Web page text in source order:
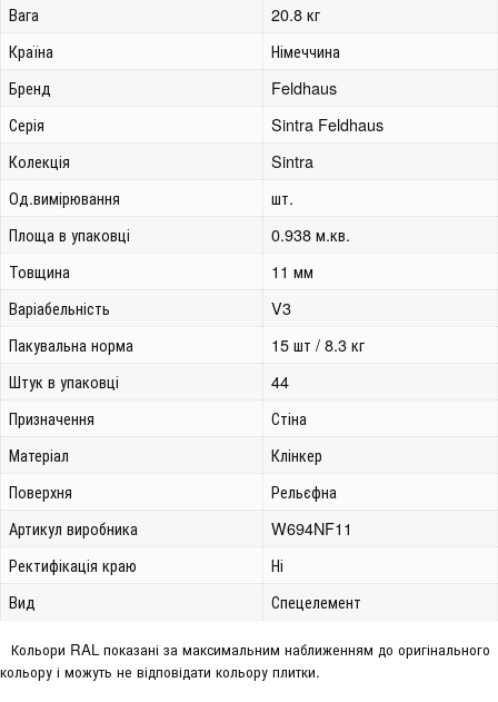
Вага
20.8 кг
Країна
Німеччина
Бренд
Feldhaus
Серія
Sintra Feldhaus
Колекція
Sintra
Од.вимірювання
шт.
Площа в упаковці
0.938 м.кв.
Товщина
11 мм
Варіабельність
V3
Пакувальна норма
15 шт / 8.3 кг
Штук в упаковці
44
Призначення
Стіна
Матеріал
Клінкер
Поверхня
Рельєфна
Артикул виробника
W694NF11
Ректифікація краю
Ні
Вид
Спецелемент
Кольори RAL показані за максимальним наближенням до оригінального
кольору і можуть не відповідати кольору плитки.